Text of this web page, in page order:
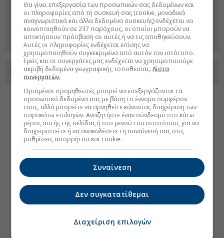
Προσθέστε το euro2day.gr στο Discover
Θα γίνει επεξεργασία των προσωπικών σας δεδομένων και
οι πληροφορίες από τη συσκευή σας (cookie, μοναδικά
αναγνωριστικά και άλλα δεδομένα συσκευής) ενδέχεται να
κοινοποιηθούν σε 237 παρόχους, οι οποίοι μπορούν να
αποκτήσουν πρόσβαση σε αυτές ή να τις αποθηκεύσουν.
Αυτές οι πληροφορίες ενδέχεται επίσης να
χρησιμοποιηθούν συγκεκριμένα από αυτόν τον ιστότοπο.
Εμείς και οι συνεργάτες μας ενδέχεται να χρησιμοποιούμε
ακριβή δεδομένα γεωγραφικής τοποθεσίας.Λίστα
συνεργατών.
Ορισμένοι προμηθευτές μπορεί να επεξεργάζονται τα
προσωπικά δεδομένα σας με βάση το έννομο συμφέρον
τους, αλλά μπορείτε να αρνηθείτε κάνοντας διαχείριση των
παρακάτω επιλογών. Αναζητήστε έναν σύνδεσμο στο κάτω
μέρος αυτής της σελίδας ή στο μενού του ιστοτόπου, για να
διαχειριστείτε ή να ανακαλέσετε τη συναίνεσή σας στις
ρυθμίσεις απορρήτου και cookie.
Συναίνεση
Δεν συγκατατίθεμαι
Διαχείριση επιλογών